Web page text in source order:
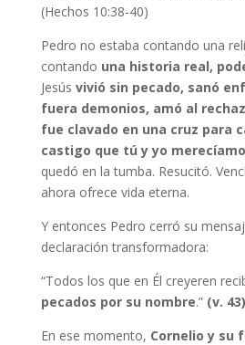
(Hechos 10:38-40)
Pedro no estaba contando una
contando una historia real,
Jesús vivió sin pecado, sanó
fuera demonios, amó al
fue clavado en una cruz para
castigo que tú y yo
quedó en la tumba. Resucitó.
ahora ofrece vida eterna.
Y entonces Pedro cerró su
declaración transformadora:
“Todos los que en Él creyeren
pecados por su nombre.” (v. 43)
En ese momento, Cornelio y su